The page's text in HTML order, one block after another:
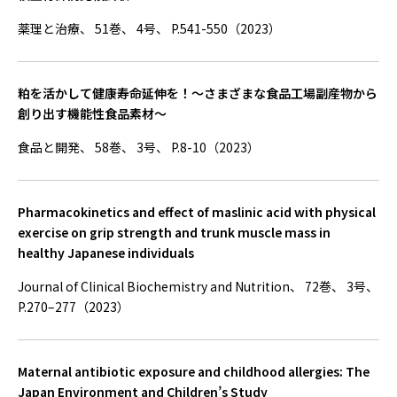
薬理と治療、 51巻、 4号、 P.541-550（2023）
粕を活かして健康寿命延伸を！～さまざまな食品工場副産物から
創り出す機能性食品素材～
食品と開発、 58巻、 3号、 P.8-10（2023）
Pharmacokinetics and effect of maslinic acid with physical
exercise on grip strength and trunk muscle mass in
healthy Japanese individuals
Journal of Clinical Biochemistry and Nutrition、 72巻、 3号、
P.270–277（2023）
Maternal antibiotic exposure and childhood allergies: The
Japan Environment and Children’s Study